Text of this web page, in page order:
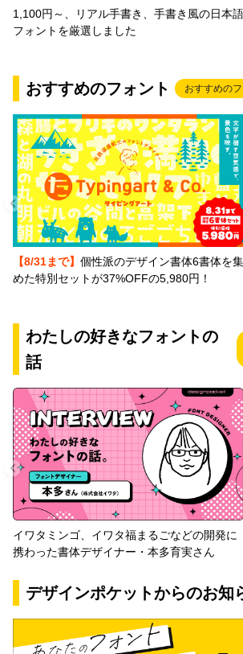
1,100円～、リアル手書き、手書き風の日本語
フォントを厳選しました
おすすめのフォント おすすめの
【8/31まで】 個性派のデザイン書体6書体を集
めた特別セットが37%OFFの5,980円！
わたしの好きなフォントの
話
イワタミンゴ、イワタ福まるごなどの開発に
携わった書体デザイナー・本多育実さん
デザインポケットからのお知